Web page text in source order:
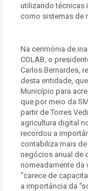
utilizando técnicas
como sistemas de
Na cerimónia de
COLAB, o
Carlos Bernardes,
desta entidade,
Município para
que por meio da
partir de Torres
agricultura digital
recordou a
contabiliza mais de
negócios anual de
nomeadamente da
“carece de
a importância da